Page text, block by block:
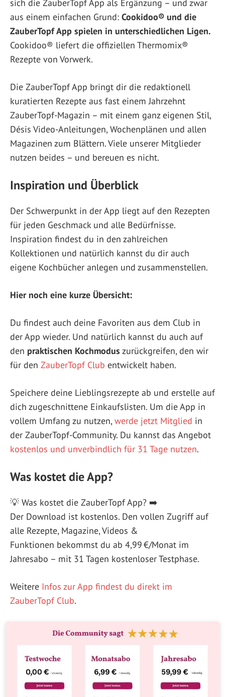
sich die ZauberTopf App als Ergänzung – und zwar
aus einem einfachen Grund: Cookidoo® und die
ZauberTopf App spielen in unterschiedlichen Ligen.
Cookidoo® liefert die offiziellen Thermomix®
Rezepte von Vorwerk.
Die ZauberTopf App bringt dir die redaktionell
kuratierten Rezepte aus fast einem Jahrzehnt
ZauberTopf-Magazin – mit einem ganz eigenen Stil,
Désis Video-Anleitungen, Wochenplänen und allen
Magazinen zum Blättern. Viele unserer Mitglieder
nutzen beides – und bereuen es nicht.
Inspiration und Überblick
Der Schwerpunkt in der App liegt auf den Rezepten
für jeden Geschmack und alle Bedürfnisse.
Inspiration findest du in den zahlreichen
Kollektionen und natürlich kannst du dir auch
eigene Kochbücher anlegen und zusammenstellen.
Hier noch eine kurze Übersicht:
Du findest auch deine Favoriten aus dem Club in
der App wieder. Und natürlich kannst du auch auf
den praktischen Kochmodus zurückgreifen, den wir
für den ZauberTopf Club entwickelt haben.
Speichere deine Lieblingsrezepte ab und erstelle auf
dich zugeschnittene Einkaufslisten. Um die App in
vollem Umfang zu nutzen,werde jetzt Mitglied in
der ZauberTopf-Community. Du kannst das Angebot
kostenlos und unverbindlich für 31 Tage nutzen.
Was kostet die App?
💡 Was kostet die ZauberTopf App? ➡️
Der Download ist kostenlos. Den vollen Zugriff auf
alle Rezepte, Magazine, Videos &
Funktionen bekommst du ab 4,99 €/Monat im
Jahresabo – mit 31 Tagen kostenloser Testphase.
Weitere Infos zur App findest du direkt im
ZauberTopf Club.